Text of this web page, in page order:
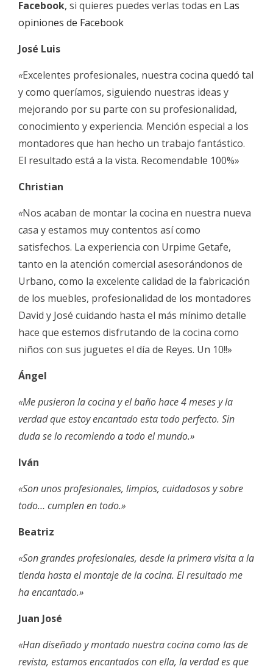
Facebook, si quieres puedes verlas todas en Las
opiniones de Facebook
José Luis
«Excelentes profesionales, nuestra cocina quedó tal
y como queríamos, siguiendo nuestras ideas y
mejorando por su parte con su profesionalidad,
conocimiento y experiencia. Mención especial a los
montadores que han hecho un trabajo fantástico.
El resultado está a la vista. Recomendable 100%»
Christian
«Nos acaban de montar la cocina en nuestra nueva
casa y estamos muy contentos así como
satisfechos. La experiencia con Urpime Getafe,
tanto en la atención comercial asesorándonos de
Urbano, como la excelente calidad de la fabricación
de los muebles, profesionalidad de los montadores
David y José cuidando hasta el más mínimo detalle
hace que estemos disfrutando de la cocina como
niños con sus juguetes el día de Reyes. Un 10!!»
Ángel
«Me pusieron la cocina y el baño hace 4 meses y la
verdad que estoy encantado esta todo perfecto. Sin
duda se lo recomiendo a todo el mundo.»
Iván
«Son unos profesionales, limpios, cuidadosos y sobre
todo… cumplen en todo.»
Beatriz
«Son grandes profesionales, desde la primera visita a la
tienda hasta el montaje de la cocina. El resultado me
ha encantado.»
Juan José
«Han diseñado y montado nuestra cocina como las de
revista, estamos encantados con ella, la verdad es que